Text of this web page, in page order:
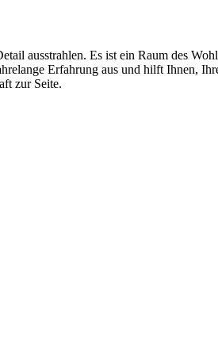
ausstrahlen. Es ist ein Raum des
Erfahrung aus und hilft Ihnen,
zur Seite.